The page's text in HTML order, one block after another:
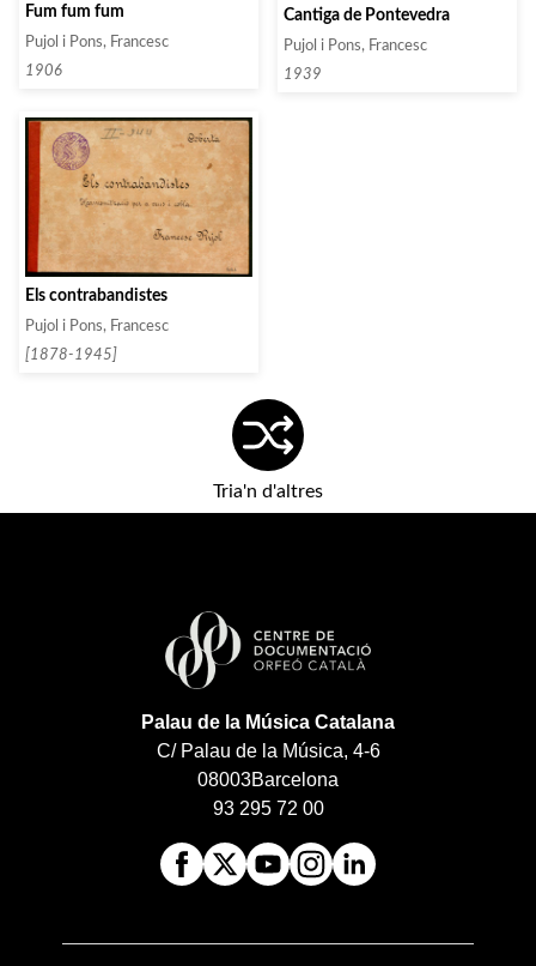
Fum fum fum
Pujol i Pons, Francesc
1906
Cantiga de Pontevedra
Pujol i Pons, Francesc
1939
Els contrabandistes
Pujol i Pons, Francesc
[1878-1945]
Tria'n d'altres
Palau de la Música Catalana
C/ Palau de la Música, 4-6
08003Barcelona
93 295 72 00